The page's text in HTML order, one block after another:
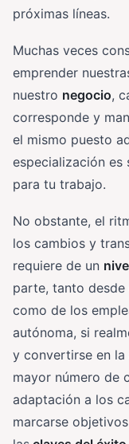
próximas líneas.
Muchas veces
emprender
nuestro negocio,
corresponde y
el mismo puesto
especialización es
para tu trabajo.
No obstante, el
los cambios y
requiere de un
parte, tanto
como de los
autónoma, si
y convertirse en
mayor número de
adaptación a los
marcarse